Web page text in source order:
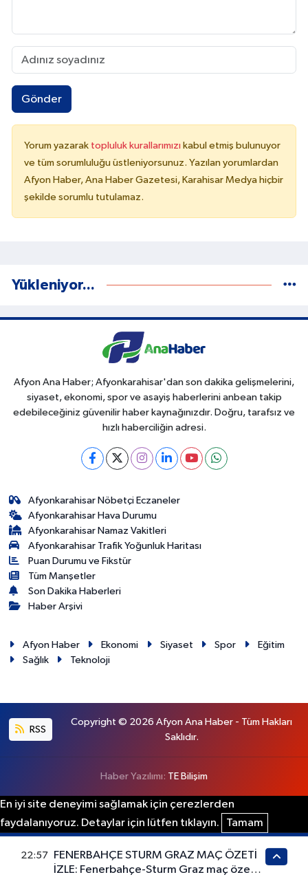
Gönder
Yorum yazarak topluluk kurallarımızı kabul etmiş bulunuyor
ve tüm sorumluluğu üstleniyorsunuz. Yazılan yorumlardan
Afyon Haber, Ana Haber Gazetesi, Karahisar Medya hiçbir
şekilde sorumlu tutulamaz.
Yükleniyor...
Afyon Ana Haber; Afyonkarahisar'dan son dakika gelişmelerini,
siyaset, ekonomi, spor ve asayiş haberlerini anbean takip
edebileceğiniz güvenilir haber kaynağınızdır. Doğru, tarafsız ve
hızlı haberciliğin adresi.
Afyonkarahisar Nöbetçi Eczaneler
Afyonkarahisar Hava Durumu
Afyonkarahisar Namaz Vakitleri
Afyonkarahisar Trafik Yoğunluk Haritası
Puan Durumu ve Fikstür
Tüm Manşetler
Son Dakika Haberleri
Haber Arşivi
Afyon Haber Ekonomi Siyaset Spor
Eğitim
Sağlık
Teknoloji
RSS
Copyright © 2026 Afyon Ana Haber - Tüm Hakları
Saklıdır.
Haber Yazılımı: TE Bilişim
En iyi site deneyimi sağlamak için çerezlerden
faydalanıyoruz. Detaylar için lütfen tıklayın.
Tamam
22:57
FENERBAHÇE STURM GRAZ MAÇ ÖZETİ
İZLE: Fenerbahçe-Sturm Graz maç özeti